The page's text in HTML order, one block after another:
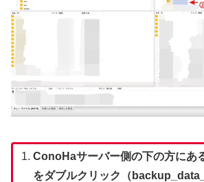
ConoHaサーバー側の下の方にあ
をダブルクリック（